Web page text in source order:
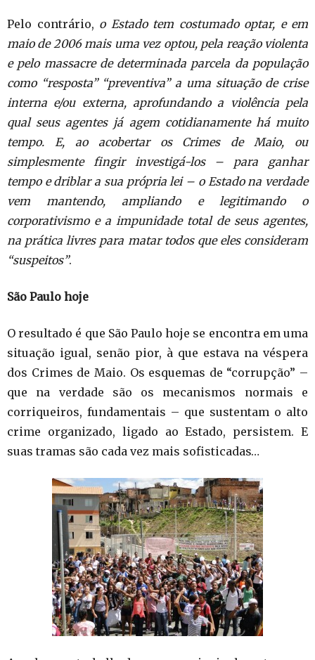
Pelo contrário, o Estado tem costumado optar, e em
maio de 2006 mais uma vez optou, pela reação violenta
e pelo massacre de determinada parcela da população
como “resposta” “preventiva” a uma situação de crise
interna e/ou externa, aprofundando a violência pela
qual seus agentes já agem cotidianamente há muito
tempo. E, ao acobertar os Crimes de Maio, ou
simplesmente fingir investigá-los – para ganhar
tempo e driblar a sua própria lei – o Estado na verdade
vem mantendo, ampliando e legitimando o
corporativismo e a impunidade total de seus agentes,
na prática livres para matar todos que eles consideram
“suspeitos”.
São Paulo hoje
O resultado é que São Paulo hoje se encontra em uma
situação igual, senão pior, à que estava na véspera
dos Crimes de Maio. Os esquemas de “corrupção” –
que na verdade são os mecanismos normais e
corriqueiros, fundamentais – que sustentam o alto
crime organizado, ligado ao Estado, persistem. E
suas tramas são cada vez mais sofisticadas…